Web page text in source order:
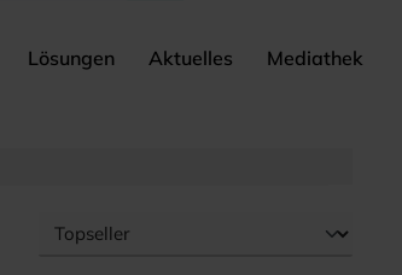
Lösungen Aktuelles Mediathek